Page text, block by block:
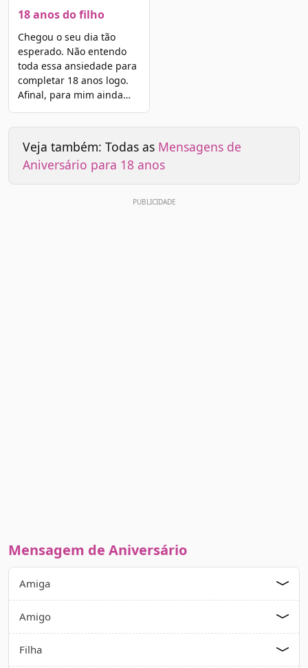
18 anos do filho
Chegou o seu dia tão
esperado. Não entendo
toda essa ansiedade para
completar 18 anos logo.
Afinal, para mim ainda…
Veja também: Todas as Mensagens de
Aniversário para 18 anos
Mensagem de Aniversário
Amiga
Amigo
Filha